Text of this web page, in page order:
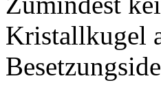
Kristallkugel